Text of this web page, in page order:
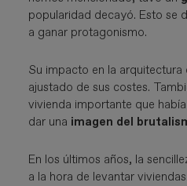
popularidad decayó. Esto se
a ganar protagonismo.
Su impacto en la arquitectura
ajustado de sus costes.
vivienda importante que
dar una imagen del
En los últimos años, la
a la hora de levantar